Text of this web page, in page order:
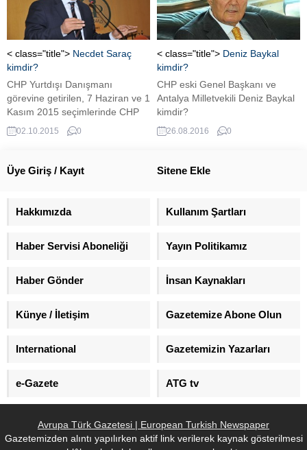
< class="title"> Necdet Saraç
kimdir?
CHP Yurtdışı Danışmanı
görevine getirilen, 7 Haziran ve 1
Kasım 2015 seçimlerinde CHP
İstanbul 1.bölge Milletvekili adayı
gazeteci Necdet Saraç kimdir?
02.10.2015 0
< class="title"> Deniz Baykal
kimdir?
CHP eski Genel Başkanı ve
Antalya Milletvekili Deniz Baykal
kimdir?
26.08.2016 0
Üye Giriş / Kayıt Sitene Ekle
Hakkımızda Kullanım Şartları
Haber Servisi Aboneliği Yayın Politikamız
Haber Gönder İnsan Kaynakları
Künye / İletişim Gazetemize Abone Olun
International Gazetemizin Yazarları
e-Gazete ATG tv
Avrupa Türk Gazetesi | European Turkish Newspaper
Gazetemizden alıntı yapılırken aktif link verilerek kaynak gösterilmesi